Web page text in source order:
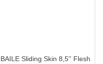
BAILE Sliding Skin 8,5'' Flesh